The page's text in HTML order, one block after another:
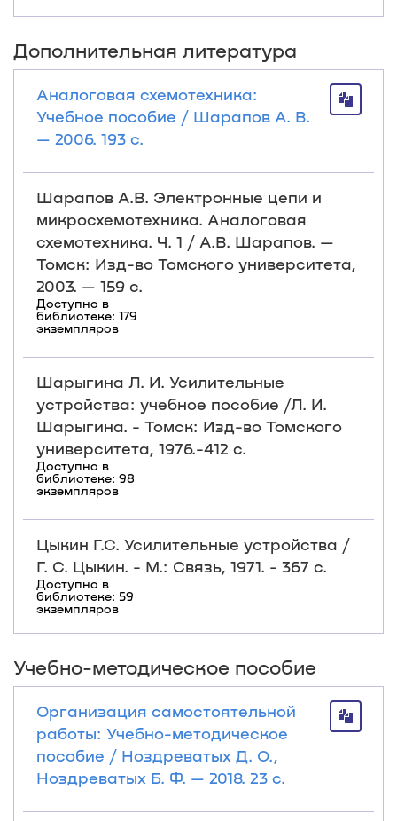
Дополнительная литература
Аналоговая схемотехника:
Учебное пособие / Шарапов А. В.
— 2006. 193 с.
Шарапов А.В. Электронные цепи и
микросхемотехника. Аналоговая
схемотехника. Ч. 1 / А.В. Шарапов. —
Томск: Изд-во Томского университета,
2003. — 159 с.
Доступно в
библиотеке: 179
экземпляров
Шарыгина Л. И. Усилительные
устройства: учебное пособие /Л. И.
Шарыгина. - Томск: Изд-во Томского
университета, 1976.-412 с.
Доступно в
библиотеке: 98
экземпляров
Цыкин Г.С. Усилительные устройства /
Г. С. Цыкин. - М.: Связь, 1971. - 367 с.
Доступно в
библиотеке: 59
экземпляров
Учебно-методическое пособие
Организация самостоятельной
работы: Учебно-методическое
пособие / Ноздреватых Д. О.,
Ноздреватых Б. Ф. — 2018. 23 с.